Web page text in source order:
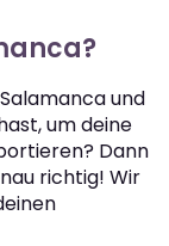
und
um deine
Dann
richtig! Wir